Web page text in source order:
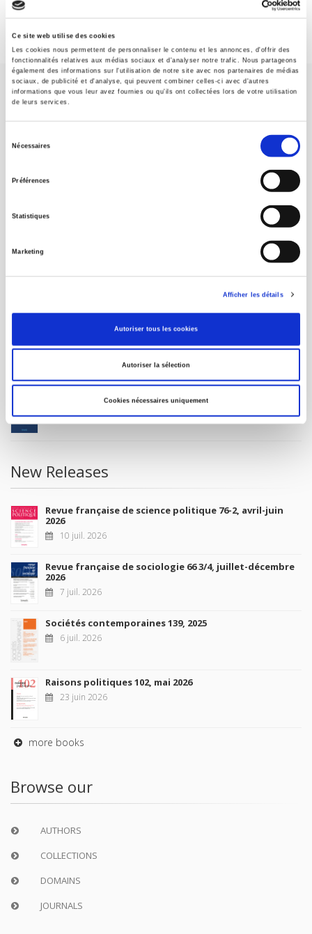
Ce site web utilise des cookies
Les cookies nous permettent de personnaliser le contenu et les annonces, d'offrir des
fonctionnalités relatives aux médias sociaux et d'analyser notre trafic. Nous partageons
également des informations sur l'utilisation de notre site avec nos partenaires de médias
sociaux, de publicité et d'analyse, qui peuvent combiner celles-ci avec d'autres
informations que vous leur avez fournies ou qu'ils ont collectées lors de votre utilisation
de leurs services.
Nécessaires
Préférences
Statistiques
Marketing
Afficher les détails
Autoriser tous les cookies
Autoriser la sélection
Cookies nécessaires uniquement
SCIENCES PO UNIVERSITY PRESS has a threefold role: to publish
help public and political debate.
FOREIGN RIGHTS
MY ACCOUNT
Future Releases
La France et l'Union européenne
New Releases
Revue française de science politique 76-2, avril-juin
2026
10 juil. 2026
Revue française de sociologie 66 3/4, juillet-décembre
2026
7 juil. 2026
Sociétés contemporaines 139, 2025
6 juil. 2026
Raisons politiques 102, mai 2026
23 juin 2026
more books
Browse our
AUTHORS
COLLECTIONS
DOMAINS
JOURNALS